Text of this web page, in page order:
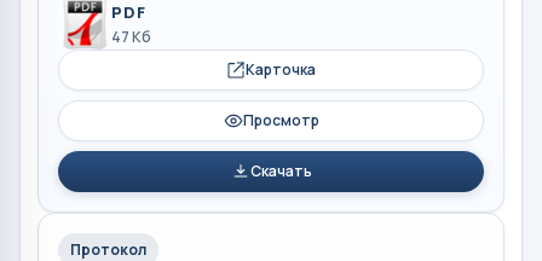
PDF
47 Кб
Карточка
Просмотр
Скачать
Протокол